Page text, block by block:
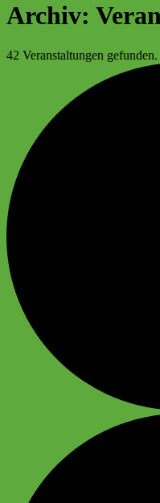
Archiv:
42 Veranstaltungen gefunden.